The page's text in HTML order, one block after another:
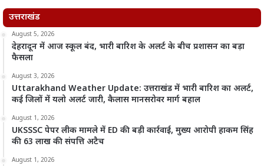
उत्तराखंड
August 5, 2026
देहरादून में आज स्कूल बंद, भारी बारिश के अलर्ट के बीच प्रशासन का बड़ा
फैसला
August 3, 2026
Uttarakhand Weather Update: उत्तराखंड में भारी बारिश का अलर्ट,
कई जिलों में यलो अलर्ट जारी, कैलास मानसरोवर मार्ग बहाल
August 1, 2026
UKSSSC पेपर लीक मामले में ED की बड़ी कार्रवाई, मुख्य आरोपी हाकम सिंह
की 63 लाख की संपत्ति अटैच
August 1, 2026